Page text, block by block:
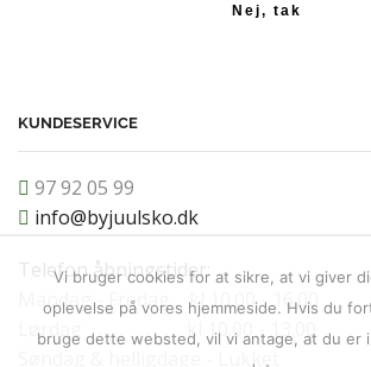
Nej, tak
KUNDESERVICE
97 92 05 99
info@byjuulsko.dk
Telefon åbningstider:
Mandag - Fredag kl 10.00 - 16.00
Lørdag kl 10.00 - 13.00
Søndag & helligdage - Lukket
Vi bruger cookies for at sikre, at vi giver
oplevelse på vores hjemmeside. Hvis du
bruge dette websted, vil vi antage, at du er